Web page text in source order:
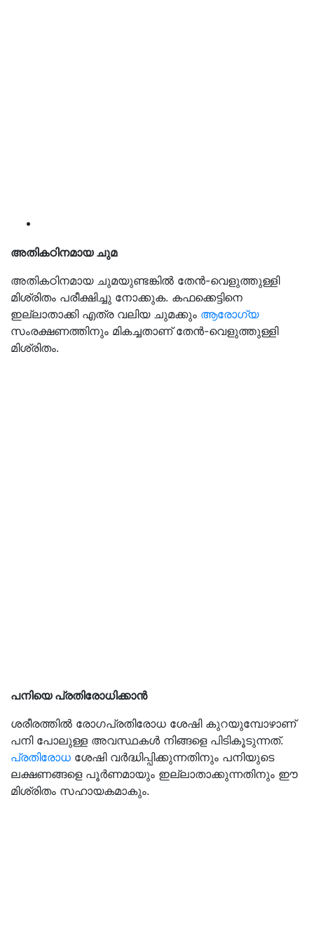
അതികഠിനമായ ചുമ
അതികഠിനമായ ചുമയുണ്ടങ്കിൽ തേന്‍-വെളുത്തുള്ളി
മിശ്രിതം പരീക്ഷിച്ചു നോക്കുക. കഫക്കെട്ടിനെ
ഇല്ലാതാക്കി എത്ര വലിയ ചുമക്കും ആരോഗ്യ
സംരക്ഷണത്തിനും മികച്ചതാണ് തേന്‍-വെളുത്തുള്ളി
മിശ്രിതം.
പനിയെ പ്രതിരോധിക്കാന്‍
ശരീരത്തില്‍ രോഗപ്രതിരോധ ശേഷി കുറയുമ്പോഴാണ്
പനി പോലുള്ള അവസ്ഥകള്‍ നിങ്ങളെ പിടികൂടുന്നത്.
പ്രതിരോധ ശേഷി വര്‍ദ്ധിപ്പിക്കുന്നതിനും പനിയുടെ
ലക്ഷണങ്ങളെ പൂര്‍ണമായും ഇല്ലാതാക്കുന്നതിനും ഈ
മിശ്രിതം സഹായകമാകും.